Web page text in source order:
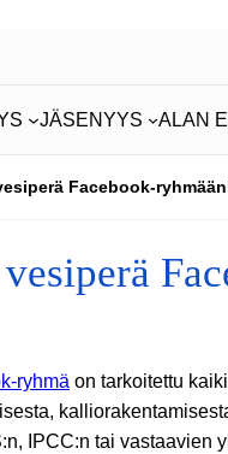
JÄSENYYS ALAN
Facebook-
ryhmä on tarkoitettu
IPCC:n tai vastaavien